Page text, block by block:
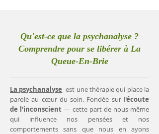
Qu'est-ce que la psychanalyse ?
Comprendre pour se libérer à La
Queue-En-Brie
La psychanalyse est une thérapie qui place la
parole au cœur du soin. Fondée sur l'écoute
de l'inconscient— cette part de nous-même
qui influence nos pensées et nos
comportements sans que nous en ayons